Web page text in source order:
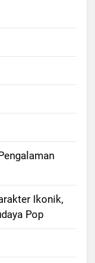
Ikonik,
Pop